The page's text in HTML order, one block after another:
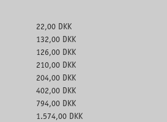
22,00 DKK
132,00 DKK
126,00 DKK
210,00 DKK
204,00 DKK
402,00 DKK
794,00 DKK
1.574,00 DKK